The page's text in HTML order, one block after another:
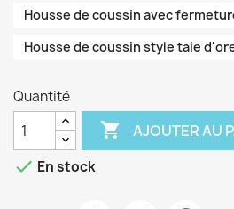
Housse de coussin avec
Housse de coussin style taie
Quantité
 AJOUTER AU
 En stock